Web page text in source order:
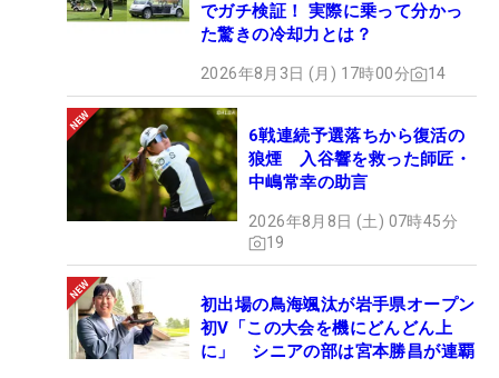
でガチ検証！ 実際に乗って分かっ
た驚きの冷却力とは？
2026年8月3日 (月) 17時00分 14
6戦連続予選落ちから復活の
狼煙 入谷響を救った師匠・
中嶋常幸の助言
2026年8月8日 (土) 07時45分
19
初出場の鳥海颯汰が岩手県オープン
初V「この大会を機にどんどん上
に」 シニアの部は宮本勝昌が連覇